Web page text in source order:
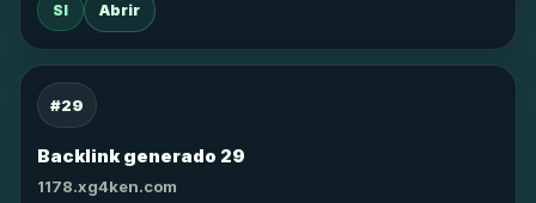
SI Abrir
#29
Backlink generado 29
1178.xg4ken.com